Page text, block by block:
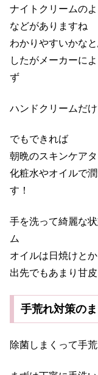
ナイトクリームの
などがありますね
わかりやすいかな
したがメーカーに
ず
ハンドクリームだ
でもできれば
朝晩のスキンケア
化粧水やオイルで
す！
手を洗って綺麗な状
ム
オイルは日焼けと
出先でもあまり甘
手荒れ対策の
除菌しまくって手